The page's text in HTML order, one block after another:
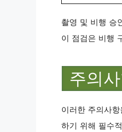
촬영 및 비행 승
이 점검은 비행
주의
이러한 주의사
하기 위해 필수